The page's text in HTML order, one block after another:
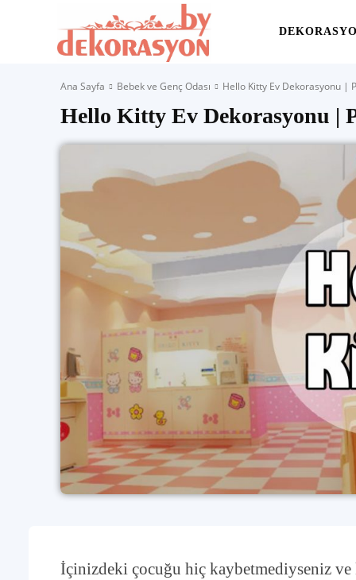
Alanınıza
İlham
Ana Sayfa Bebek ve Genç Odası Hello Kitty Ev Dekorasyonu |
Hello Kitty Ev Dekorasyonu |
İçinizdeki çocuğu hiç kaybetmediyseniz